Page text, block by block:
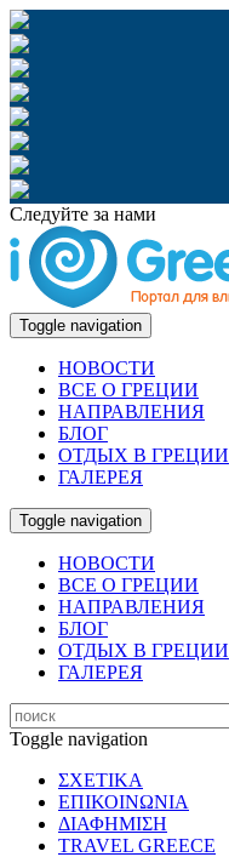
Следуйте за нами
Toggle navigation
НОВОСТИ
ВСЕ О ГРЕЦИИ
НАПРАВЛЕНИЯ
БЛОГ
ОТДЫХ В ГРЕЦИИ
ГАЛЕРЕЯ
Toggle navigation
НОВОСТИ
ВСЕ О ГРЕЦИИ
НАПРАВЛЕНИЯ
БЛОГ
ОТДЫХ В ГРЕЦИИ
ГАЛЕРЕЯ
Toggle navigation
ΣΧΕΤΙΚΑ
ΕΠΙΚΟΙΝΩΝΙΑ
ΔΙΑΦΗΜΙΣΗ
TRAVEL GREECE